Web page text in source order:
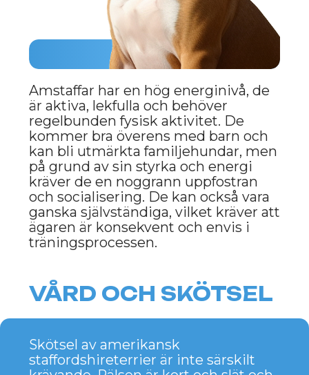
FÖRDELAR
NACKDELAR
Bra skyddsinstrinkter
Dessa hundar kan vara utmärkta
vakthundar som är redo att skydda
sin familj.
dominansbenägenhet kan de visa
aggression mot andra hundar om de
inte har blivit rätt socialiserade.